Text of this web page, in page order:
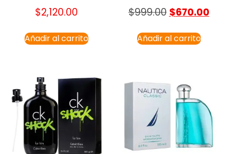
$2,120.00
Añadir al carrito
$999.00 $670.00
Añadir al carrito